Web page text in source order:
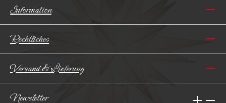
Information
Rechtliches
Versand & Lieferung
Newsletter